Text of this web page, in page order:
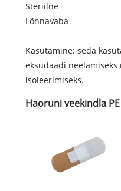
Steriilne
Lõhnavaba
Kasutamine: seda
eksudaadi
isoleerimiseks.
Haoruni veekindla